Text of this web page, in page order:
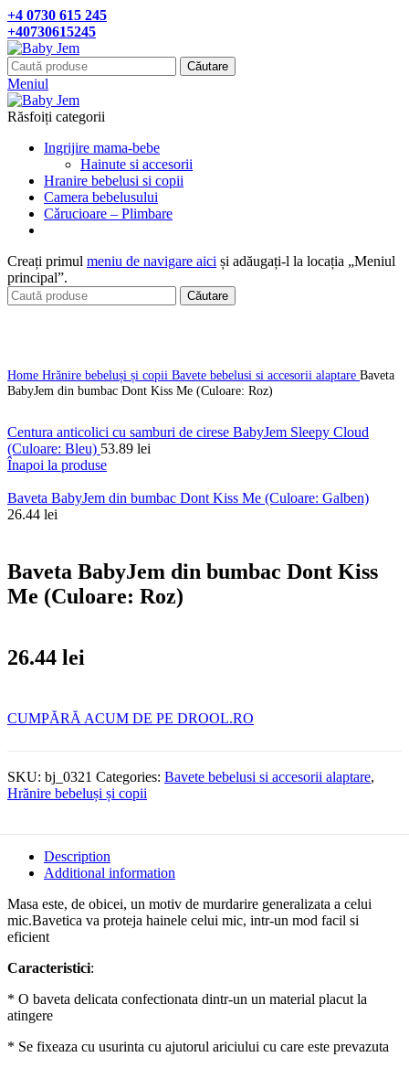
+4 0730 615 245
+40730615245
Căutare
Meniul
Răsfoiți categorii
Ingrijire mama-bebe
Hainute si accesorii
Hranire bebelusi si copii
Camera bebelusului
Cǎrucioare – Plimbare
Creați primul meniu de navigare aici și adăugați-l la locația „Meniul
principal”.
Căutare
Home Hrănire bebeluși și copii Bavete bebelusi si accesorii alaptare Baveta
BabyJem din bumbac Dont Kiss Me (Culoare: Roz)
Centura anticolici cu samburi de cirese BabyJem Sleepy Cloud
(Culoare: Bleu) 53.89 lei
Înapoi la produse
Baveta BabyJem din bumbac Dont Kiss Me (Culoare: Galben)
26.44 lei
Baveta BabyJem din bumbac Dont Kiss
Me (Culoare: Roz)
26.44 lei
CUMPĂRĂ ACUM DE PE DROOL.RO
SKU: bj_0321 Categories: Bavete bebelusi si accesorii alaptare,
Hrănire bebeluși și copii
Description
Additional information
Masa este, de obicei, un motiv de murdarire generalizata a celui
mic.Bavetica va proteja hainele celui mic, intr-un mod facil si
eficient
Caracteristici:
* O baveta delicata confectionata dintr-un un material placut la
atingere
* Se fixeaza cu usurinta cu ajutorul ariciului cu care este prevazuta